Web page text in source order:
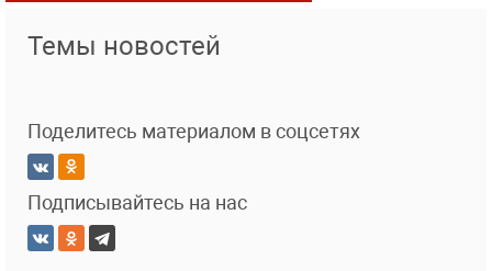
Темы новостей
Поделитесь материалом в соцсетях
Подписывайтесь на нас